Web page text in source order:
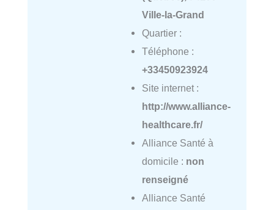
Ville-la-Grand
Quartier :
Téléphone :
+33450923924
Site internet :
http://www.alliance-
healthcare.fr/
Alliance Santé à
domicile : non
renseigné
Alliance Santé